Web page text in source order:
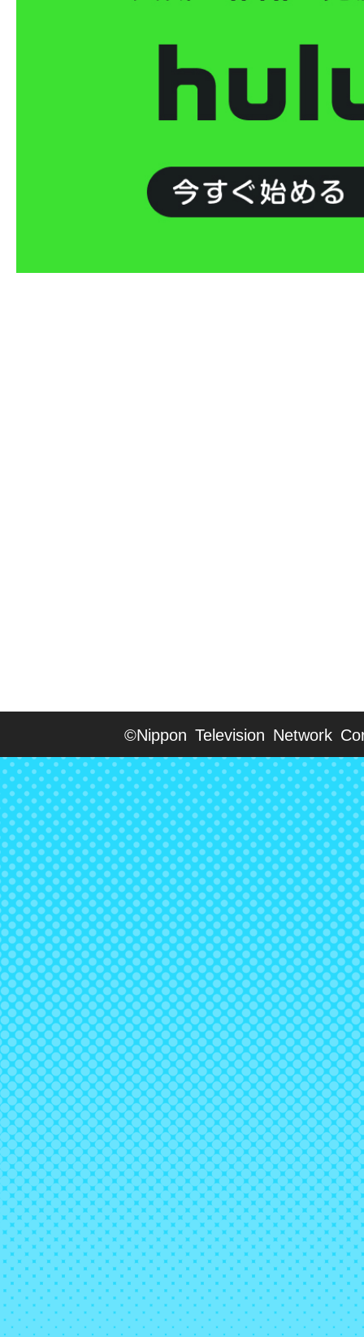
©Nippon Television Network